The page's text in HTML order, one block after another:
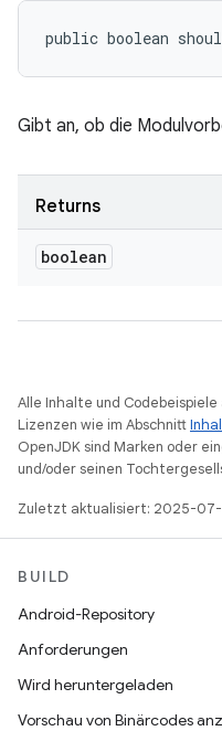
public boolean
Gibt an, ob die
Returns
boolean
Alle Inhalte und
Lizenzen wie im Abschnitt
OpenJDK sind Marken oder
und/oder seinen
Zuletzt aktualisiert: 2025-07-
BUILD
Android-Repository
Anforderungen
Wird heruntergeladen
Vorschau von Binärcodes